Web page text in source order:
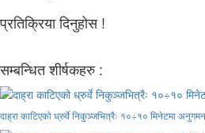
प्रतिक्रिया दिनुहोस !
सम्बन्धित शीर्षकहरु :
दाह्रा काटिएको ध्रुर्वे निकुञ्जभित्रैः १०÷१० मिनेटमा अनुगमन